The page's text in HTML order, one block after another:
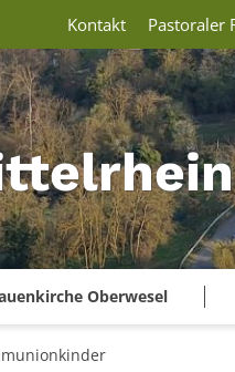
Oberwesel
Kontakt Pastoraler